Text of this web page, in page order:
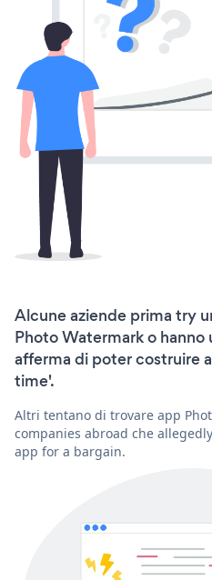
Alcune aziende prima try
Photo Watermark o
afferma di poter costruire
time'.
Altri tentano di trovare app
companies abroad che
app for a bargain.